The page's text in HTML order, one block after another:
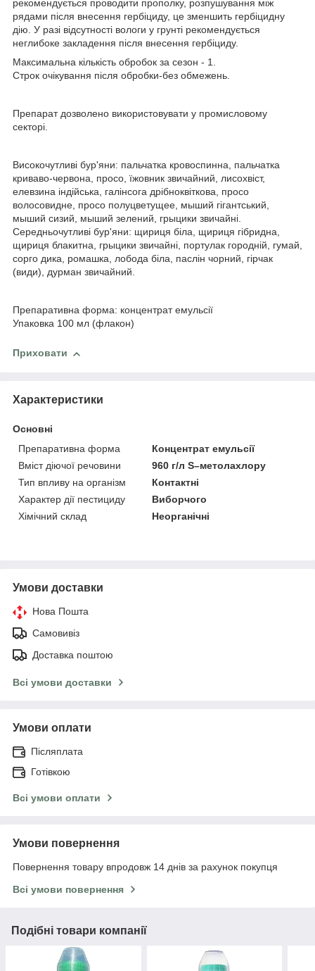
рекомендується проводити прополку, розпушування між
рядами після внесення гербіциду, це зменшить гербіцидну
дію. У разі відсутності вологи у грунті рекомендується
неглибоке закладення після внесення гербіциду.
Максимальна кількість обробок за сезон - 1.
Строк очікування після обробки-без обмежень.
Препарат дозволено використовувати у промисловому
секторі.
Високочутливі бур'яни: пальчатка кровоспинна, пальчатка
криваво-червона, просо, їжовник звичайний, лисохвіст,
елевзина індійська, галінсога дрібноквіткова, просо
волосовидне, просо полуцветущее, мыший гігантський,
мыший сизий, мыший зелений, грыцики звичайні.
Середньочутливі бур'яни: щириця біла, щириця гібридна,
щириця блакитна, грыцики звичайні, портулак городній, гумай,
сорго дика, ромашка, лобода біла, паслін чорний, гірчак
(види), дурман звичайний.
Препаративна форма: концентрат емульсії
Упаковка 100 мл (флакон)
Приховати
Характеристики
Основні
Препаративна форма
Концентрат емульсії
Вміст діючої речовини
960 г/л S–метолахлору
Тип впливу на організм
Контактні
Характер дії пестициду
Виборчого
Хімічний склад
Неорганічні
Умови доставки
Нова Пошта
Самовивіз
Доставка поштою
Всі умови доставки
Умови оплати
Післяплата
Готівкою
Всі умови оплати
Умови повернення
Повернення товару впродовж 14 днів за рахунок покупця
Всі умови повернення
Подібні товари компанії